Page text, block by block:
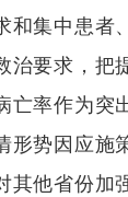
和集中患者
治要求，把
亡率作为突
形势因应施
其他省份加